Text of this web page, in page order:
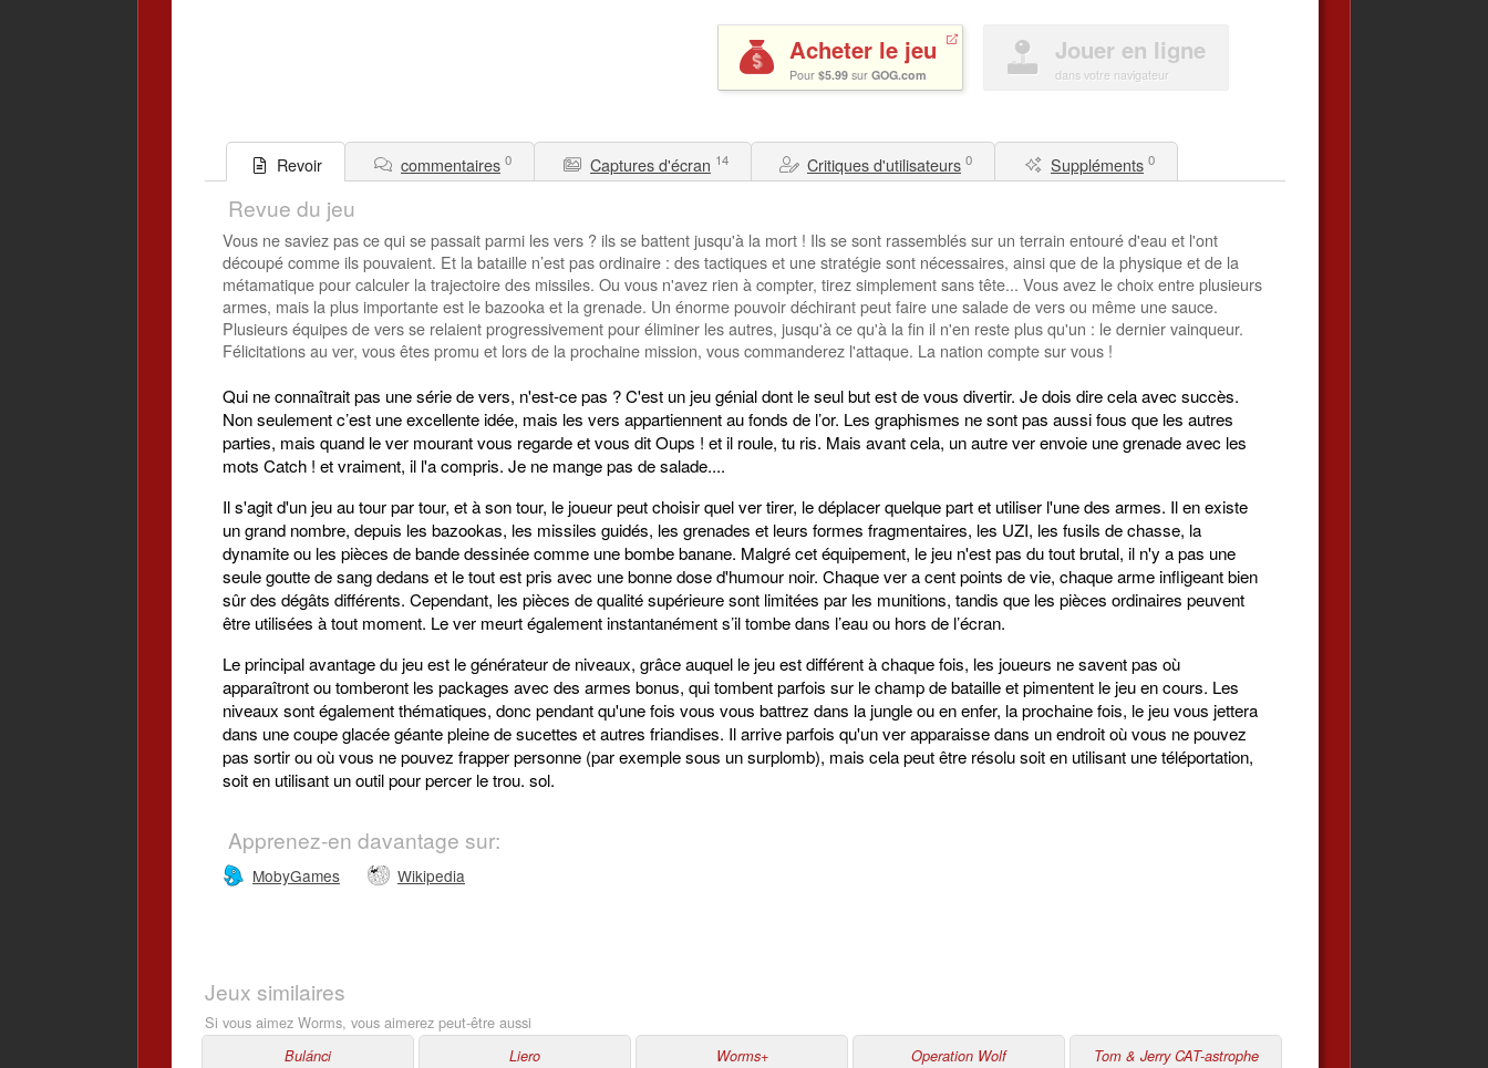
Acheter le jeu
Pour $5.99 sur GOG.com
Jouer en ligne
dans votre navigateur
Revoir commentaires 0 Captures d'écran 14 Critiques d'utilisateurs 0 Suppléments 0
Revue du jeu
Vous ne saviez pas ce qui se passait parmi les vers ? ils se battent jusqu'à la mort ! Ils se sont rassemblés sur un terrain entouré d'eau et l'ont
découpé comme ils pouvaient. Et la bataille n’est pas ordinaire : des tactiques et une stratégie sont nécessaires, ainsi que de la physique et de la
métamatique pour calculer la trajectoire des missiles. Ou vous n'avez rien à compter, tirez simplement sans tête... Vous avez le choix entre plusieurs
armes, mais la plus importante est le bazooka et la grenade. Un énorme pouvoir déchirant peut faire une salade de vers ou même une sauce.
Plusieurs équipes de vers se relaient progressivement pour éliminer les autres, jusqu'à ce qu'à la fin il n'en reste plus qu'un : le dernier vainqueur.
Félicitations au ver, vous êtes promu et lors de la prochaine mission, vous commanderez l'attaque. La nation compte sur vous !
Qui ne connaîtrait pas une série de vers, n'est-ce pas ? C'est un jeu génial dont le seul but est de vous divertir. Je dois dire cela avec succès.
Non seulement c’est une excellente idée, mais les vers appartiennent au fonds de l’or. Les graphismes ne sont pas aussi fous que les autres
parties, mais quand le ver mourant vous regarde et vous dit Oups ! et il roule, tu ris. Mais avant cela, un autre ver envoie une grenade avec les
mots Catch ! et vraiment, il l'a compris. Je ne mange pas de salade....
Il s'agit d'un jeu au tour par tour, et à son tour, le joueur peut choisir quel ver tirer, le déplacer quelque part et utiliser l'une des armes. Il en existe
un grand nombre, depuis les bazookas, les missiles guidés, les grenades et leurs formes fragmentaires, les UZI, les fusils de chasse, la
dynamite ou les pièces de bande dessinée comme une bombe banane. Malgré cet équipement, le jeu n'est pas du tout brutal, il n'y a pas une
seule goutte de sang dedans et le tout est pris avec une bonne dose d'humour noir. Chaque ver a cent points de vie, chaque arme infligeant bien
sûr des dégâts différents. Cependant, les pièces de qualité supérieure sont limitées par les munitions, tandis que les pièces ordinaires peuvent
être utilisées à tout moment. Le ver meurt également instantanément s’il tombe dans l’eau ou hors de l’écran.
Le principal avantage du jeu est le générateur de niveaux, grâce auquel le jeu est différent à chaque fois, les joueurs ne savent pas où
apparaîtront ou tomberont les packages avec des armes bonus, qui tombent parfois sur le champ de bataille et pimentent le jeu en cours. Les
niveaux sont également thématiques, donc pendant qu'une fois vous vous battrez dans la jungle ou en enfer, la prochaine fois, le jeu vous jettera
dans une coupe glacée géante pleine de sucettes et autres friandises. Il arrive parfois qu'un ver apparaisse dans un endroit où vous ne pouvez
pas sortir ou où vous ne pouvez frapper personne (par exemple sous un surplomb), mais cela peut être résolu soit en utilisant une téléportation,
soit en utilisant un outil pour percer le trou. sol.
Apprenez-en davantage sur:
MobyGames Wikipedia
Jeux similaires
Si vous aimez Worms, vous aimerez peut-être aussi
Bulánci Liero Worms+ Operation Wolf Tom & Jerry CAT-astrophe